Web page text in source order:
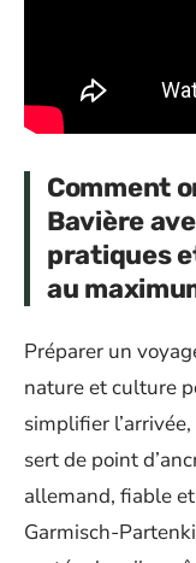
Comment
Bavière
pratiques
au
Préparer un
nature et culture
simplifier
sert de point
allemand, fiable
Garmisch-